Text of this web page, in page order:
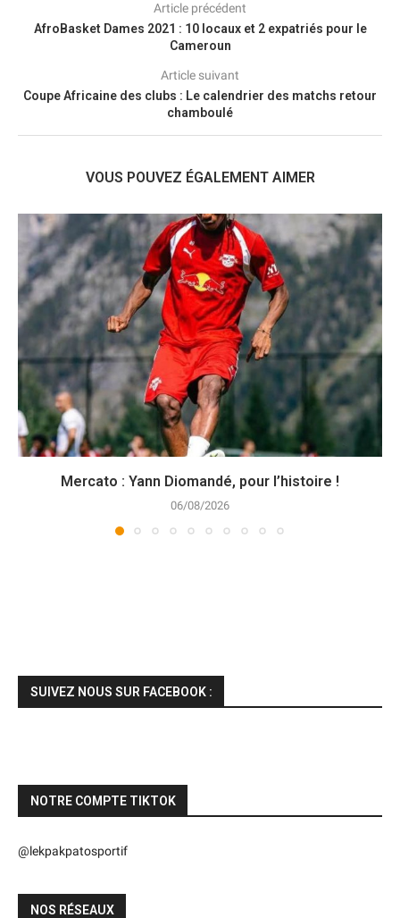
Article précédent
AfroBasket Dames 2021 : 10 locaux et 2 expatriés pour le
Cameroun
Article suivant
Coupe Africaine des clubs : Le calendrier des matchs retour
chamboulé
VOUS POUVEZ ÉGALEMENT AIMER
Mercato : Yann Diomandé, pour l’histoire !
06/08/2026
SUIVEZ NOUS SUR FACEBOOK :
NOTRE COMPTE TIKTOK
@lekpakpatosportif
NOS RÉSEAUX